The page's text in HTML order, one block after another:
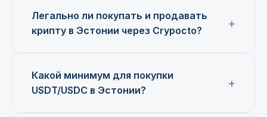
Легально ли покупать и продавать
крипту в Эстонии через Crypocto?
Какой минимум для покупки
USDT/USDC в Эстонии?